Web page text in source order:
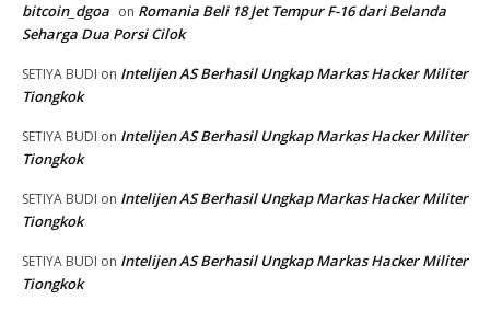
bitcoin_dgoa on Romania Beli 18 Jet Tempur F-16 dari Belanda
Seharga Dua Porsi Cilok
SETIYA BUDI on Intelijen AS Berhasil Ungkap Markas Hacker Militer
Tiongkok
SETIYA BUDI on Intelijen AS Berhasil Ungkap Markas Hacker Militer
Tiongkok
SETIYA BUDI on Intelijen AS Berhasil Ungkap Markas Hacker Militer
Tiongkok
SETIYA BUDI on Intelijen AS Berhasil Ungkap Markas Hacker Militer
Tiongkok